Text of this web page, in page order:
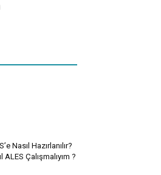
Nasıl Hazırlanılır?
ALES Çalışmalıyım ?